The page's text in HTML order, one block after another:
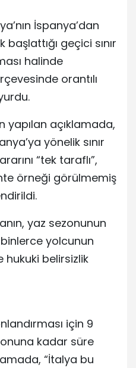
İspanya’dan
geçici sınır
halinde
orantılı
yapılan açıklamada,
yönelik sınır
“tek taraflı”,
örneği görülmemiş
yaz sezonunun
yolcunun
hukuki belirsizlik
için 9
kadar süre
“İtalya bu